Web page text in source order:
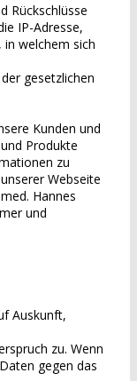
Rückschlüsse
IP-Adresse,
in welchem sich
gesetzlichen
Kunden und
Produkte
zu
Webseite
Hannes
und
Auskunft,
zu. Wenn
gegen das